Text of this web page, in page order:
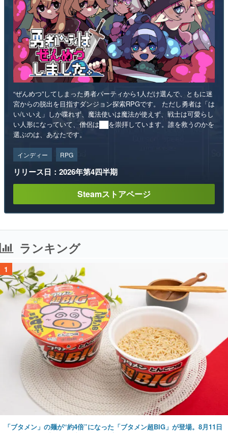
“ぜんめつ”してしまった勇者パーティから1人だけ選んで、ともに迷
宮からの脱出を目指すダンジョン探索RPGです。 ただし勇者は「は
い/いいえ」しか喋れず、魔法使いは魔法が使えず、戦士は可愛らし
い人形になっていて、僧侶は██を崇拝しています。誰を救うのかを
選ぶのは、あなたです。
インディー RPG
リリース日：2026年第4四半期
Steamストアページ
ランキング
1
「ブタメン」の麺が“約4倍”になった「ブタメン超BIG」が登場。8月11日